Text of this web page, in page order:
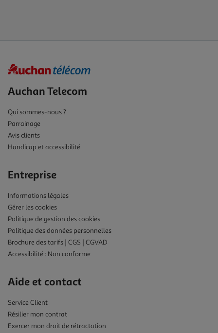
Auchan Telecom
Qui sommes-nous ?
Parrainage
Avis clients
Handicap et accessibilité
Entreprise
Informations légales
Gérer les cookies
Politique de gestion des cookies
Politique des données personnelles
Brochure des tarifs | CGS | CGVAD
Accessibilité : Non conforme
Aide et contact
Service Client
Résilier mon contrat
Exercer mon droit de rétractation